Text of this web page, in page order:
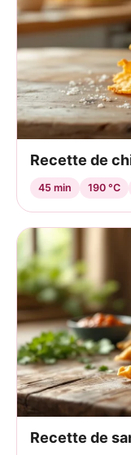
Recette de
45 min 190 °C
Recette de